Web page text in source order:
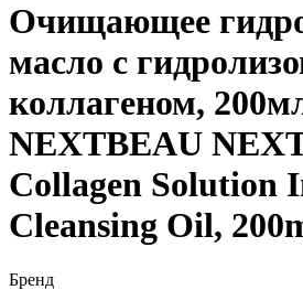
Очищающее
масло с
коллагеном,
NEXTBEAU
Collagen Solution
Cleansing Oil,
Бренд